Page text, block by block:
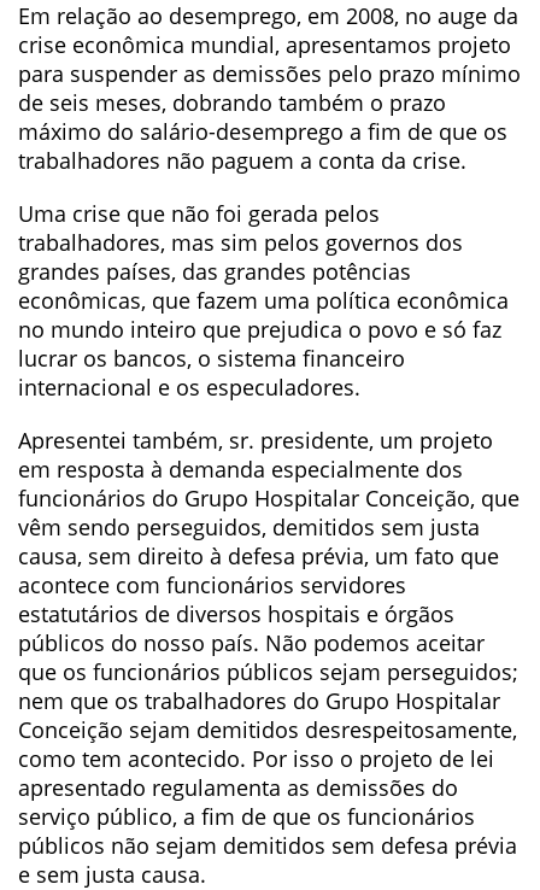
Em relação ao desemprego, em 2008, no auge da
crise econômica mundial, apresentamos projeto
para suspender as demissões pelo prazo mínimo
de seis meses, dobrando também o prazo
máximo do salário-desemprego a fim de que os
trabalhadores não paguem a conta da crise.
Uma crise que não foi gerada pelos
trabalhadores, mas sim pelos governos dos
grandes países, das grandes potências
econômicas, que fazem uma política econômica
no mundo inteiro que prejudica o povo e só faz
lucrar os bancos, o sistema financeiro
internacional e os especuladores.
Apresentei também, sr. presidente, um projeto
em resposta à demanda especialmente dos
funcionários do Grupo Hospitalar Conceição, que
vêm sendo perseguidos, demitidos sem justa
causa, sem direito à defesa prévia, um fato que
acontece com funcionários servidores
estatutários de diversos hospitais e órgãos
públicos do nosso país. Não podemos aceitar
que os funcionários públicos sejam perseguidos;
nem que os trabalhadores do Grupo Hospitalar
Conceição sejam demitidos desrespeitosamente,
como tem acontecido. Por isso o projeto de lei
apresentado regulamenta as demissões do
serviço público, a fim de que os funcionários
públicos não sejam demitidos sem defesa prévia
e sem justa causa.